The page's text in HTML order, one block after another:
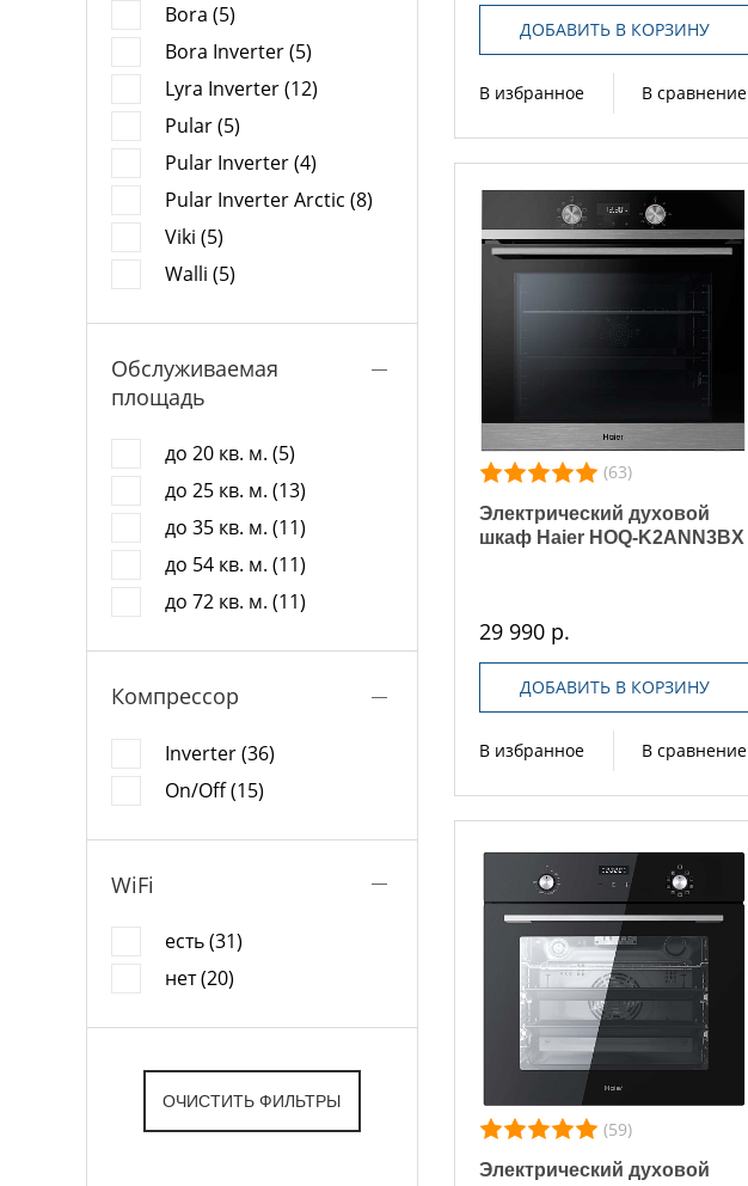
Bora (5)
Bora Inverter (5)
Lyra Inverter (12)
Pular (5)
Pular Inverter (4)
Pular Inverter Arctic (8)
Viki (5)
Walli (5)
Обслуживаемая
площадь
до 20 кв. м. (5)
до 25 кв. м. (13)
до 35 кв. м. (11)
до 54 кв. м. (11)
до 72 кв. м. (11)
Компрессор
Inverter (36)
On/Off (15)
WiFi
есть (31)
нет (20)
ДОБАВИТЬ В КОРЗИНУ
В избранное В сравнение
(63)
Электрический духовой
шкаф Haier HOQ-K2ANN3BX
29 990 р.
ДОБАВИТЬ В КОРЗИНУ
В избранное В сравнение
(59)
Электрический духовой